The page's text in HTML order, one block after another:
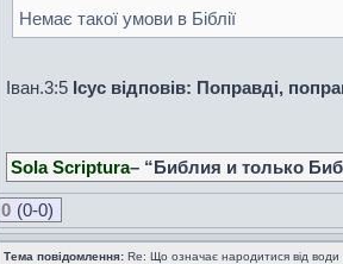
Немає такої умови в Біблії
Iван.3:5 Ісус відповів: Поправді,
Sola Scriptura– “Библия и только
0 (0-0)
Тема повідомлення: Re: Що означає народитися від води